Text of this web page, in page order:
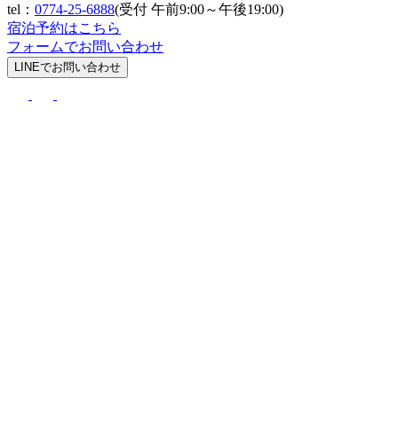
tel： 0774-25-6888(受付 午前9:00～午後19:00)
宿泊予約はこちら
フォームでお問い合わせ
LINEでお問い合わせ